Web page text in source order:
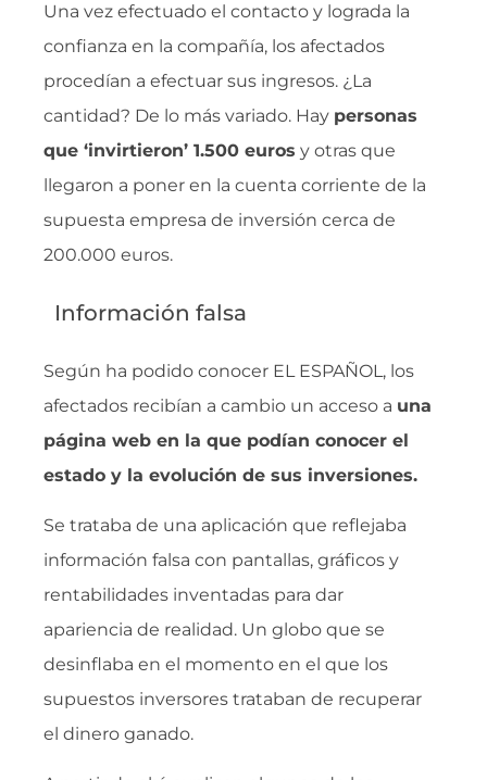
Una vez efectuado el contacto y lograda la
confianza en la compañía, los afectados
procedían a efectuar sus ingresos. ¿La
cantidad? De lo más variado. Hay personas
que ‘invirtieron’ 1.500 euros y otras que
llegaron a poner en la cuenta corriente de la
supuesta empresa de inversión cerca de
200.000 euros.
Información falsa
Según ha podido conocer EL ESPAÑOL, los
afectados recibían a cambio un acceso a una
página web en la que podían conocer el
estado y la evolución de sus inversiones.
Se trataba de una aplicación que reflejaba
información falsa con pantallas, gráficos y
rentabilidades inventadas para dar
apariencia de realidad. Un globo que se
desinflaba en el momento en el que los
supuestos inversores trataban de recuperar
el dinero ganado.